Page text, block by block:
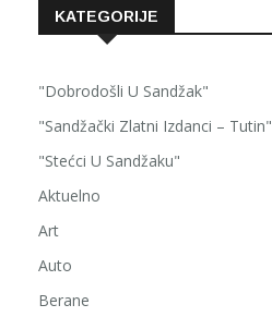
KATEGORIJE
"Dobrodošli U Sandžak"
"Sandžački Zlatni Izdanci – Tutin"
"Stećci U Sandžaku"
Aktuelno
Art
Auto
Berane